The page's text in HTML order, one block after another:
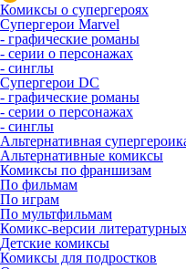
Комиксы о супергероях
Супергерои Marvel
- графические романы
- серии о персонажах
- синглы
Супергерои DC
- графические романы
- серии о персонажах
- синглы
Альтернативная
Альтернативные комиксы
Комиксы по франшизам
По фильмам
По играм
По мультфильмам
Комикс-версии
Детские комиксы
Комиксы для подростков